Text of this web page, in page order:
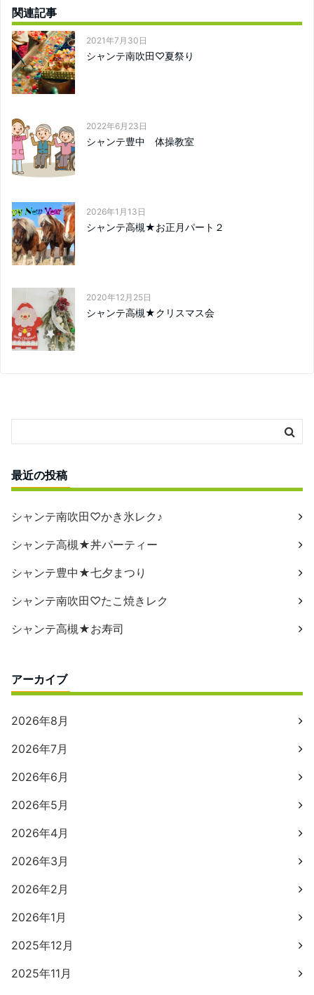
関連記事
2021年7月30日
シャンテ南吹田♡夏祭り
2022年6月23日
シャンテ豊中 体操教室
2026年1月13日
シャンテ高槻★お正月パート２
2020年12月25日
シャンテ高槻★クリスマス会
最近の投稿
シャンテ南吹田♡かき氷レク♪
シャンテ高槻★丼パーティー
シャンテ豊中★七夕まつり
シャンテ南吹田♡たこ焼きレク
シャンテ高槻★お寿司
アーカイブ
2026年8月
2026年7月
2026年6月
2026年5月
2026年4月
2026年3月
2026年2月
2026年1月
2025年12月
2025年11月